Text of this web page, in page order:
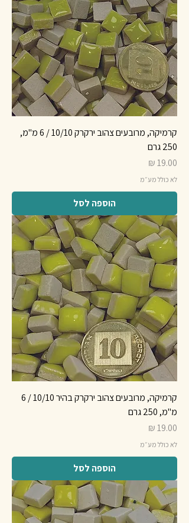
קרמיקה, מרובעים צהוב ירקרק 10/10 / 6 מ"מ,
250 גרם
מחיר
לא כולל מע״מ
הוספה לסל
קרמיקה, מרובעים צהוב ירקרק בהיר 10/10 / 6
מ"מ, 250 גרם
מחיר
לא כולל מע״מ
הוספה לסל